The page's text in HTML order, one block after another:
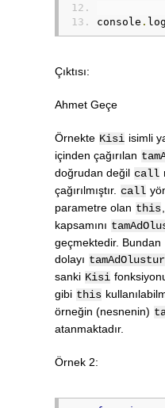
console . log
Çıktısı:
Ahmet Geçe
Örnekte Kisi isimli
içinden çağırılan
doğrudan değil call
çağırılmıştır. call
parametre olan this
kapsamını
geçmektedir. Bundan
dolayı tamAdOlustur
sanki Kisi
gibi this
örneğin (nesnenin)
atanmaktadır.
Örnek 2: